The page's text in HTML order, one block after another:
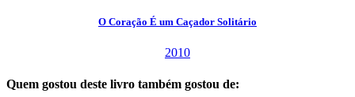
O Coração É um Caçador Solitário
2010
Quem gostou deste livro também gostou de: